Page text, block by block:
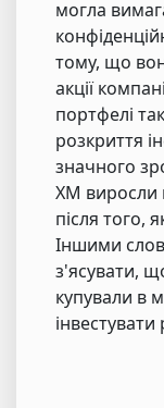
могла
тому, що
акції
портфелі
розкриття
значного
XM виросли
після того,
Іншими
з'ясувати,
купували в